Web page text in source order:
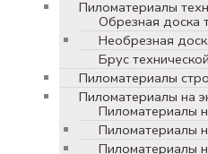
Пиломатериалы
Обрезная доска
Необрезная
Брус
Пиломатериалы
Пиломатериалы на
Пиломатериалы
Пиломатериалы
Пиломатериалы